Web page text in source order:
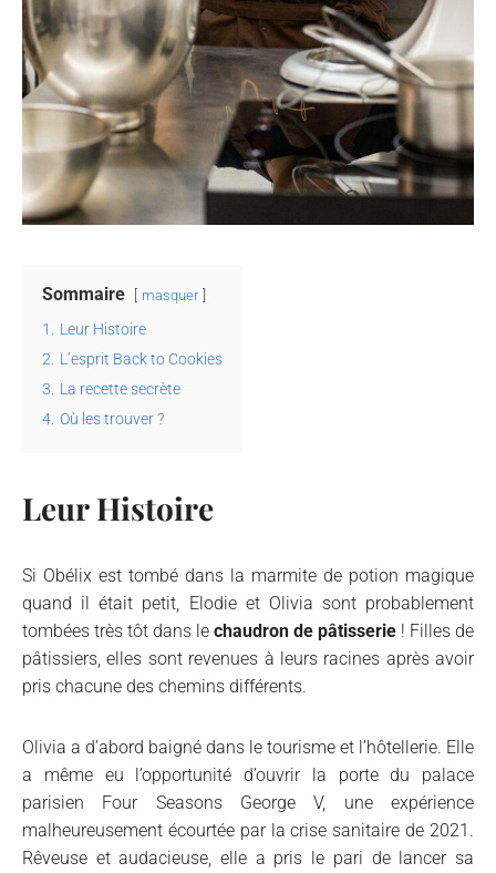
Sommaire masquer
1. Leur Histoire
2. L’esprit Back to Cookies
3. La recette secrète
4. Où les trouver ?
Leur Histoire
Si Obélix est tombé dans la marmite de potion magique
quand il était petit, Elodie et Olivia sont probablement
tombées très tôt dans le chaudron de pâtisserie ! Filles de
pâtissiers, elles sont revenues à leurs racines après avoir
pris chacune des chemins différents.
Olivia a d’abord baigné dans le tourisme et l’hôtellerie. Elle
a même eu l’opportunité d’ouvrir la porte du palace
parisien Four Seasons George V, une expérience
malheureusement écourtée par la crise sanitaire de 2021.
Rêveuse et audacieuse, elle a pris le pari de lancer sa